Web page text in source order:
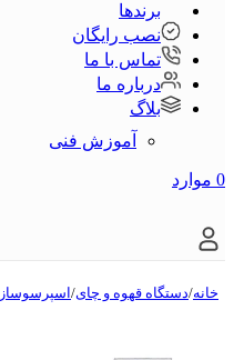
برندها
نصب رایگان
تماس با ما
درباره ما
بلاگ
آموزش فنی
0 موارد
خانه/دستگاه قهوه و چای/اسپرسوساز